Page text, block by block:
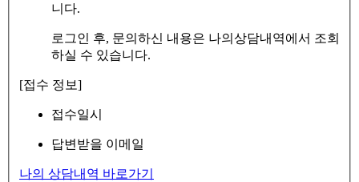
니다.
로그인 후, 문의하신 내용은 나의상담내역에서 조회
하실 수 있습니다.
[접수 정보]
접수일시
답변받을 이메일
나의 상담내역 바로가기